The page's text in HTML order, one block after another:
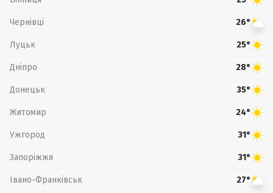
Чернівці 26°
Луцьк 25°
Дніпро 28°
Донецьк 35°
Житомир 24°
Ужгород 31°
Запоріжжя 31°
Івано-Франківськ 27°